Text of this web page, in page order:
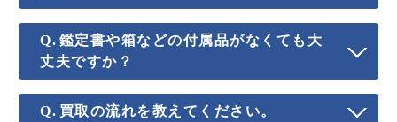
鑑定書や箱などの付属品がなくても大
丈夫ですか？
買取の流れを教えてください。